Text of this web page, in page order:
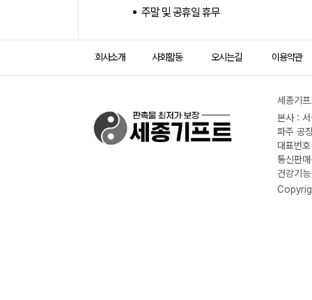
주말 및 공휴일 휴무
회사소개 사회활동 오시는길 이용약관
세종기
본사 :
파주 공
대표번
통신판
건강기